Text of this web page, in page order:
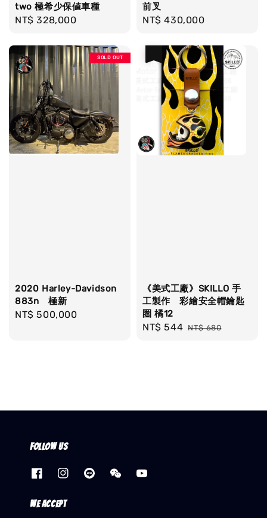
two 極希少保値車種
Regular
NT$ 328,000
前叉
Regular
NT$ 430,000
SOLD OUT
2020 Harley-Davidson
883n 極新
Regular
NT$ 500,000
《美式工廠》SKILLO 手
工製作 彩繪安全帽鑰匙
圏 橘12
Sale
NT$ 544 Regular
NT$ 680
Follow us
We accept